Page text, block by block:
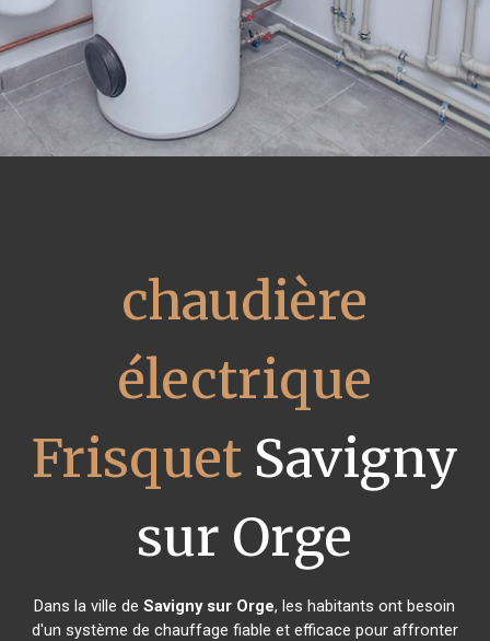
chaudière
électrique
FrisquetSavigny
sur Orge
Dans la ville deSavigny sur Orge, les habitants ont besoin
d'un système de chauffage fiable et efficace pour affronter